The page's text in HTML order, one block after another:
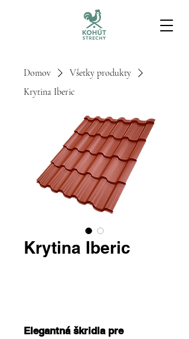
Domov
Všetky produkty
Krytina Iberic
Krytina Iberic
Elegantná škridla pre